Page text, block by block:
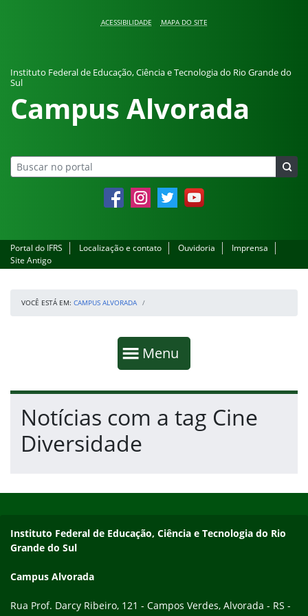
ACESSIBILIDADE MAPA DO SITE
Instituto Federal de Educação, Ciência e Tecnologia do Rio Grande do
Sul
Campus Alvorada
FacebookInstagramTwitter YouTube
Portal do IFRS Localização e contato Ouvidoria
Imprensa
Site Antigo
VOCÊ ESTÁ EM: CAMPUS ALVORADA
Mostrar
Menu
Fim da navegação
Início do conteúdo
Notícias com a tag Cine
Diversidade
Endereço
Instituto Federal de Educação, Ciência e Tecnologia do Rio
Grande do Sul
Campus Alvorada
Rua Prof. Darcy Ribeiro, 121 - Campos Verdes, Alvorada - RS -